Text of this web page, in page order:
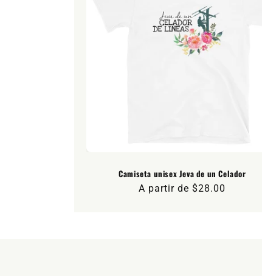
Camiseta unisex Jeva de un Celador
Precio
A partir de $28.00